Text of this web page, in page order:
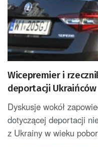
Wicepremier i rzecznik PiS o zapowiedzi
deportacji Ukraińców
Dyskusje wokół
dotyczącej deportacji
z Ukrainy w wieku